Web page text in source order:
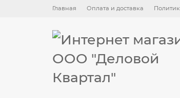
Главная Оплата и доставка